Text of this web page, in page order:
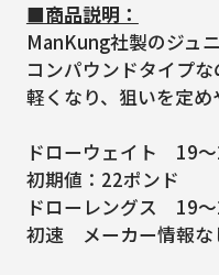
■商品説明：
ManKung社製のジュ
コンパウンドタイプ
軽くなり、狙いを定め
ドローウェイト 19
初期値：22ポンド
ドローレングス 19～
初速 メーカー情報な